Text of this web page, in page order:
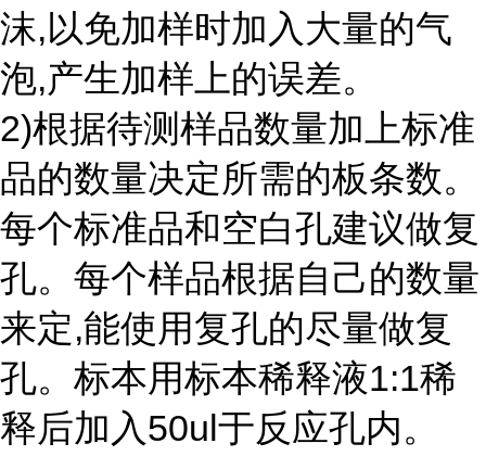
沫,以免加样时加入大量的气
泡,产生加样上的误差。
2)根据待测样品数量加上标准
品的数量决定所需的板条数。
每个标准品和空白孔建议做复
孔。每个样品根据自己的数量
来定,能使用复孔的尽量做复
孔。标本用标本稀释液1:1稀
释后加入50ul于反应孔内。